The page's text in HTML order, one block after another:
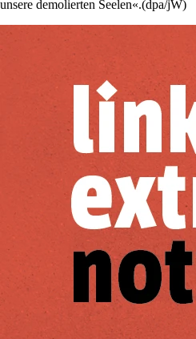
unsere demolierten Seelen«.(dpa/jW)